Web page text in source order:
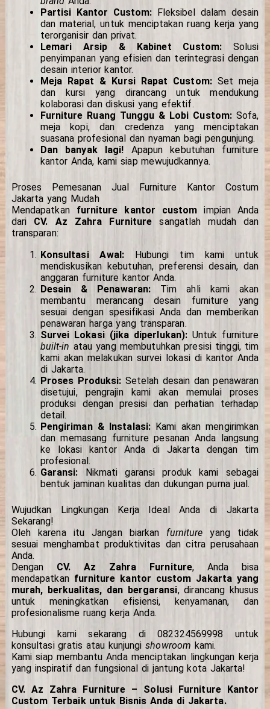
Partisi Kantor Custom: Fleksibel dalam desain
dan material, untuk menciptakan ruang kerja yang
terorganisir dan privat.
Lemari Arsip & Kabinet Custom: Solusi
penyimpanan yang efisien dan terintegrasi dengan
desain interior kantor.
Meja Rapat & Kursi Rapat Custom:Set meja
dan kursi yang dirancang untuk mendukung
kolaborasi dan diskusi yang efektif.
Furniture Ruang Tunggu & Lobi Custom: Sofa,
meja kopi, dan credenza yang menciptakan
suasana profesional dan nyaman bagi pengunjung.
Dan banyak lagi! Apapun kebutuhan furniture
kantor Anda, kami siap mewujudkannya.
Proses Pemesanan Jual Furniture Kantor Costum
Jakarta yang Mudah
Mendapatkan furniture kantor custom impian Anda
dari CV. Az Zahra Furniture sangatlah mudah dan
transparan:
Konsultasi Awal: Hubungi tim kami untuk
mendiskusikan kebutuhan, preferensi desain, dan
anggaran furniture kantor Anda.
Desain & Penawaran: Tim ahli kami akan
membantu merancang desain furniture yang
sesuai dengan spesifikasi Anda dan memberikan
penawaran harga yang transparan.
Survei Lokasi (jika diperlukan): Untuk furniture
built-in atau yang membutuhkan presisi tinggi, tim
kami akan melakukan survei lokasi di kantor Anda
di Jakarta.
Proses Produksi: Setelah desain dan penawaran
disetujui, pengrajin kami akan memulai proses
produksi dengan presisi dan perhatian terhadap
detail.
Pengiriman & Instalasi: Kami akan mengirimkan
dan memasang furniture pesanan Anda langsung
ke lokasi kantor Anda di Jakarta dengan tim
profesional.
Garansi: Nikmati garansi produk kami sebagai
bentuk jaminan kualitas dan dukungan purna jual.
Wujudkan Lingkungan Kerja Ideal Anda di Jakarta
Sekarang!
Oleh karena itu Jangan biarkan furniture yang tidak
sesuai menghambat produktivitas dan citra perusahaan
Anda.
Dengan CV. Az Zahra Furniture, Anda bisa
mendapatkan furniture kantor custom Jakarta yang
murah, berkualitas, dan bergaransi, dirancang khusus
untuk meningkatkan efisiensi, kenyamanan, dan
profesionalisme ruang kerja Anda.
Hubungi kami sekarang di 082324569998 untuk
konsultasi gratis atau kunjungishowroom kami.
Kami siap membantu Anda menciptakan lingkungan kerja
yang inspiratif dan fungsional di jantung kota Jakarta!
CV. Az Zahra Furniture – Solusi Furniture Kantor
Custom Terbaik untuk Bisnis Anda di Jakarta.